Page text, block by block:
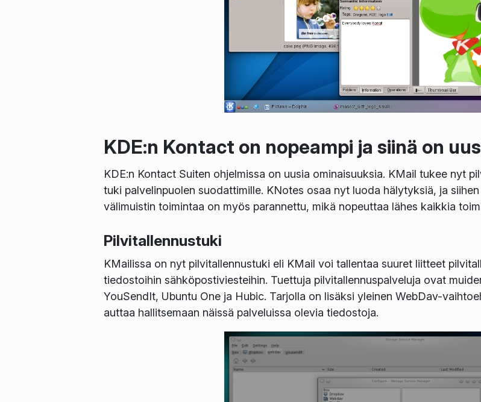
KDE:n Kontact on nopeampi ja siinä on
KDE:n Kontact Suiten ohjelmissa on uusia ominaisuuksia. KMail tukee nyt
tuki palvelinpuolen suodattimille. KNotes osaa nyt luoda hälytyksiä, ja
välimuistin toimintaa on myös parannettu, mikä nopeuttaa lähes kaikkia
Pilvitallennustuki
KMailissa on nyt pilvitallennustuki eli KMail voi tallentaa suuret liitteet
tiedostoihin sähköpostiviesteihin. Tuettuja pilvitallennuspalveluja ovat
YouSendIt, Ubuntu One ja Hubic. Tarjolla on lisäksi yleinen WebDav-
auttaa hallitsemaan näissä palveluissa olevia tiedostoja.